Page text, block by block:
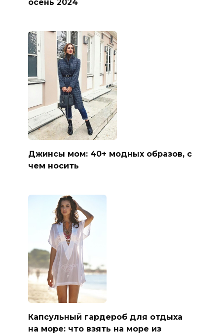
осень 2024
Джинсы мом: 40+ модных образов, с
чем носить
Капсульный гардероб для отдыха
на море: что взять на море из